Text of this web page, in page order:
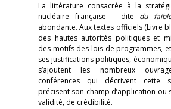
La littérature consacrée à la
nucléaire française – dite du
abondante. Aux textes officiels (Livre
des hautes autorités politiques et
des motifs des lois de programmes,
ses justifications politiques,
s’ajoutent les nombreux
conférences qui décrivent cette
précisent son champ d’application ou
validité, de crédibilité.